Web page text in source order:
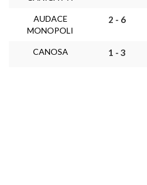
AUDACE
MONOPOLI
2 - 6
CANOSA 1 - 3